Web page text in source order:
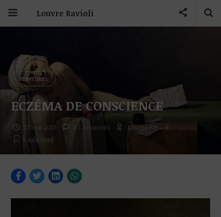
Louvre Ravioli
PEINTURES
ECZÉMA DE CONSCIENCE
17 mai 2017 2 Comments
Louvre Ravioli
5 min read